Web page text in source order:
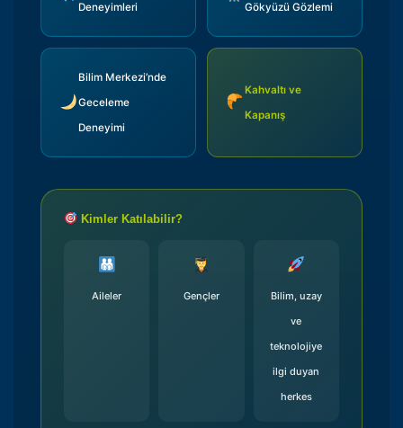
Deneyimleri
Gökyüzü Gözlemi
Bilim Merkezi’nde
Geceleme
Deneyimi
Kahvaltı ve
Kapanış
Kimler Katılabilir?
Aileler Gençler
Bilim, uzay
ve
teknolojiye
ilgi duyan
herkes